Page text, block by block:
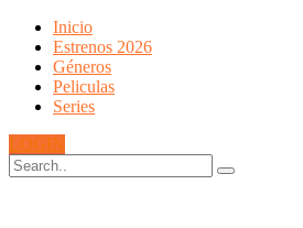
Inicio
Estrenos 2026
Géneros
Peliculas
Series
LOGIN